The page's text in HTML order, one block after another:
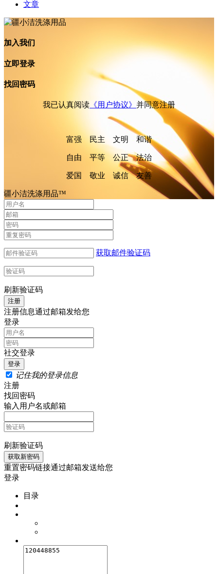
文章
加入我们
立即登录
找回密码
我已认真阅读 《用户协议》 并同意注册
富强 民主 文明 和谐
自由 平等 公正 法治
爱国 敬业 诚信 友善
疆小洁洗涤用品™
获取邮件验证码
刷新验证码
注册信息通过邮箱发给您
登录
社交登录
记住我的登录信息
注册
找回密码
输入用户名或邮箱
刷新验证码
重置密码链接通过邮箱发送给您
登录
目录